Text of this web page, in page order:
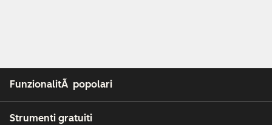
FunzionalitÃ popolari
Strumenti gratuiti